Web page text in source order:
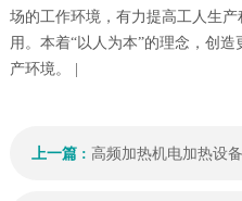
场的工作环境，有力提高工人生
用。本着“以人为本”的理念，创造更
产环境。 |
上一篇 : 高频加热机电加热设